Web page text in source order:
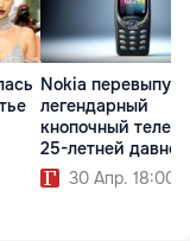
Nokia
легендарный
кнопочный
25-летней
30 Апр. 18:00